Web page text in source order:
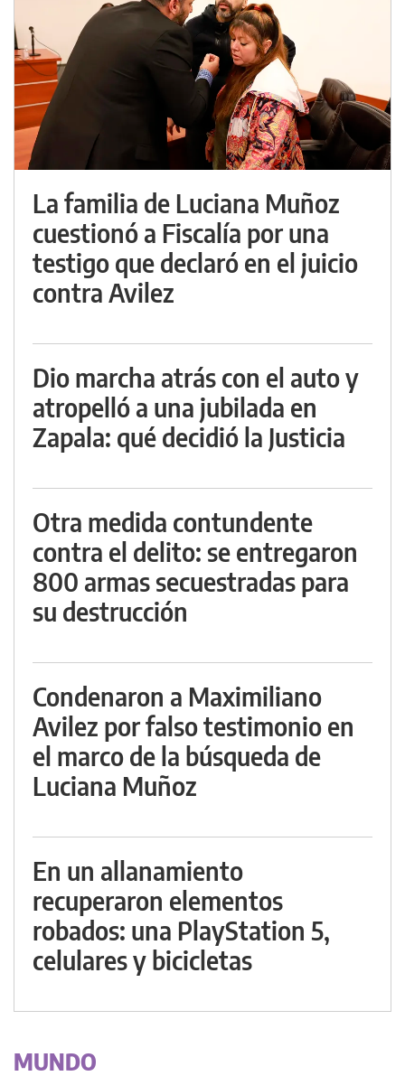
La familia de Luciana Muñoz
cuestionó a Fiscalía por una
testigo que declaró en el juicio
contra Avilez
Dio marcha atrás con el auto y
atropelló a una jubilada en
Zapala: qué decidió la Justicia
Otra medida contundente
contra el delito: se entregaron
800 armas secuestradas para
su destrucción
Condenaron a Maximiliano
Avilez por falso testimonio en
el marco de la búsqueda de
Luciana Muñoz
En un allanamiento
recuperaron elementos
robados: una PlayStation 5,
celulares y bicicletas
MUNDO